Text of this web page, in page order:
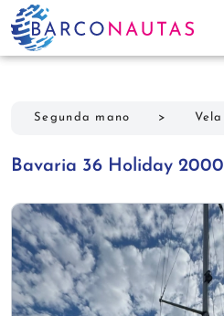
Segunda mano > Vela
Bavaria 36 Holiday 2000